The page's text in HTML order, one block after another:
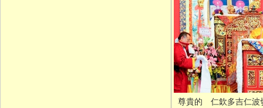
尊貴的 仁欽多吉仁波